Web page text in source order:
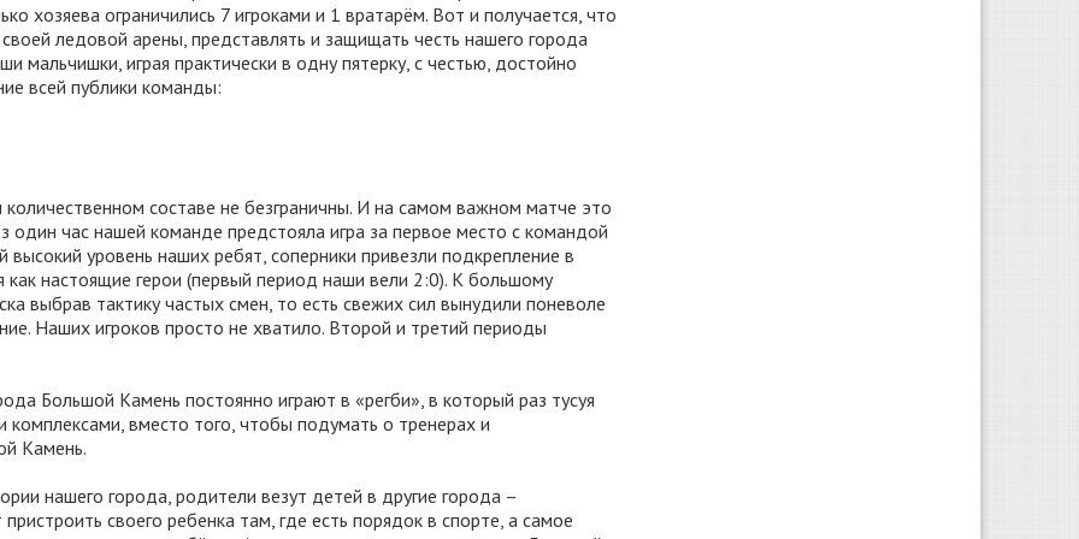
хозяева ограничились 7 игроками и 1 вратарём. Вот и получается, что
ледовой арены, представлять и защищать честь нашего города
мальчишки, играя практически в одну пятерку, с честью, достойно
всей публики команды:
составе не безграничны. И на самом важном матче это
один час нашей команде предстояла игра за первое место с командой
высокий уровень наших ребят, соперники привезли подкрепление в
настоящие герои (первый период наши вели 2:0). К большому
выбрав тактику частых смен, то есть свежих сил вынудили поневоле
Наших игроков просто не хватило. Второй и третий периоды
Большой Камень постоянно играют в «регби», в который раз тусуя
вместо того, чтобы подумать о тренерах и
Камень.
нашего города, родители везут детей в другие города –
своего ребенка там, где есть порядок в спорте, а самое